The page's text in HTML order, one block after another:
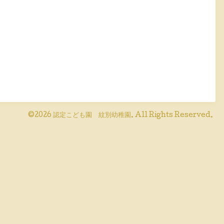
©2026 認定こども園 紋別幼稚園 . All Rights Reserved.